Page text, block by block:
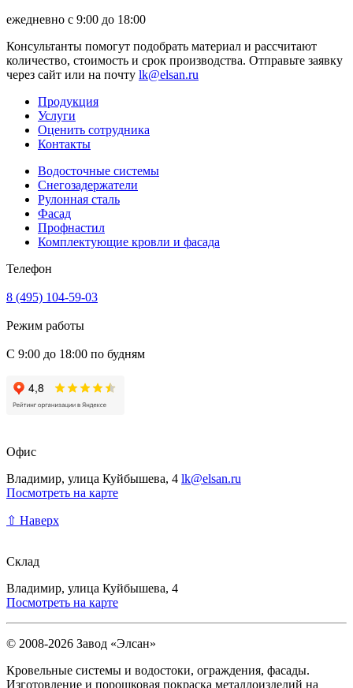
ежедневно с 9:00 до 18:00
Консультанты помогут подобрать материал и рассчитают
количество, стоимость и срок производства. Отправьте заявку
через сайт или на почту lk@elsan.ru
Продукция
Услуги
Оценить сотрудника
Контакты
Водосточные системы
Снегозадержатели
Рулонная сталь
Фасад
Профнастил
Комплектующие кровли и фасада
Телефон
8 (495) 104-59-03
Режим работы
С 9:00 до 18:00 по будням
Офис
Владимир, улица Куйбышева, 4 lk@elsan.ru
Посмотреть на карте
⇧ Наверх
Склад
Владимир, улица Куйбышева, 4
Посмотреть на карте
© 2008-2026 Завод «Элсан»
Кровельные системы и водостоки, ограждения, фасады.
Изготовление и порошковая покраска металлоизделий на